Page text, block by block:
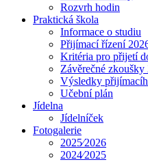
Rozvrh hodin
Praktická škola
Informace o studiu
Přijímací řízení
Kritéria pro přijetí
Závěrečné zkoušky
Výsledky
Učební plán
Jídelna
Jídelníček
Fotogalerie
2025⁄2026
2024⁄2025